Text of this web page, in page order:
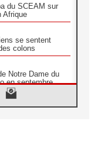
du SCEAM sur
Afrique
se sentent
colons
Notre Dame du
en septembre
à contempler